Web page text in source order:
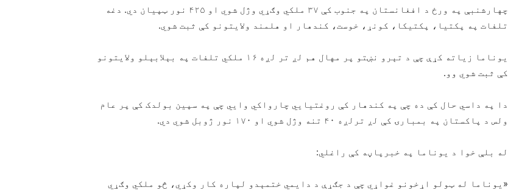
چهارشنبې په ورځ د افغانستان په جنوب کې ۳۷ ملکي وګړي وژل شوي او ۴۲۵ نور ټپیان دي. دغه
تلفات په پکتیا، پکتیکا، کونړ، خوست، کندهار او هلمند ولایتونو کې ثبت شوي.
یوناما زیاته کړې چې د تېرو نښتو پر مهال هم لږ تر لږه ۱۶ ملکي تلفات په بېلابېلو ولایتونو
کې ثبت شوي وو.
دا په داسي حال کې ده چې په کندهار کې روغتیايي چارواکي وايي چې په سپین بولدک کې پر عام
ولس د پاکستان په بمبارۍ کې لږ ترلږه ۴۰ تنه وژل شوي او ۱۷۰ نور ژوبل شوي دي.
له بلې خوا د یوناما په خبرپاڼه کې راغلي:
«یوناما له ټولو اړخونو غواړي چې د جګړې د دایمي ختمېدو لپاره کار وکړي، څو ملکي وګړي